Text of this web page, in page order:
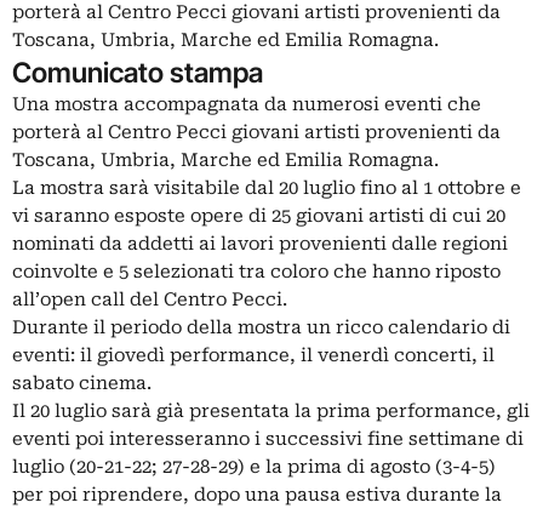
porterà al Centro Pecci giovani artisti provenienti da
Toscana, Umbria, Marche ed Emilia Romagna.
Comunicato stampa
Una mostra accompagnata da numerosi eventi che
porterà al Centro Pecci giovani artisti provenienti da
Toscana, Umbria, Marche ed Emilia Romagna.
La mostra sarà visitabile dal 20 luglio fino al 1 ottobre e
vi saranno esposte opere di 25 giovani artisti di cui 20
nominati da addetti ai lavori provenienti dalle regioni
coinvolte e 5 selezionati tra coloro che hanno riposto
all’open call del Centro Pecci.
Durante il periodo della mostra un ricco calendario di
eventi: il giovedì performance, il venerdì concerti, il
sabato cinema.
Il 20 luglio sarà già presentata la prima performance, gli
eventi poi interesseranno i successivi fine settimane di
luglio (20-21-22; 27-28-29) e la prima di agosto (3-4-5)
per poi riprendere, dopo una pausa estiva durante la